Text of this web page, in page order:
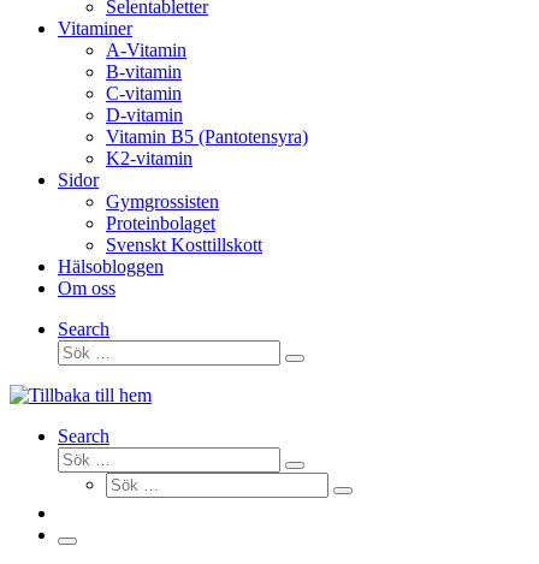
Selentabletter
Vitaminer
A-Vitamin
B-vitamin
C-vitamin
D-vitamin
Vitamin B5 (Pantotensyra)
K2-vitamin
Sidor
Gymgrossisten
Proteinbolaget
Svenskt Kosttillskott
Hälsobloggen
Om oss
Search
Sök
Sök
Search
Sök
Sök
Sök
Sök
Meny